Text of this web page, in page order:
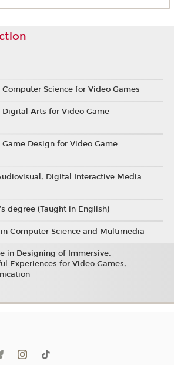
Computer Science for Video Games
Digital Arts for Video Game
Design for Video Game
Digital Interactive Media
degree (Taught in English)
Computer Science and Multimedia
in Designing of Immersive,
Experiences for Video Games,